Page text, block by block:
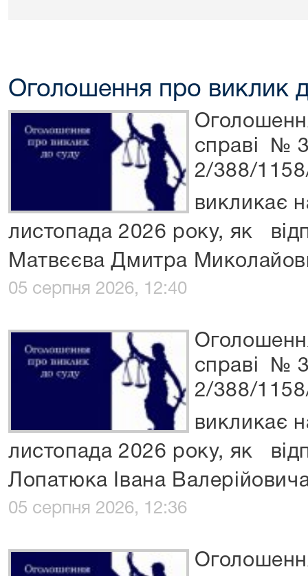
Оголошення про виклик
справі №
2/388/
викликає
листопада 2026 року, як
Матвєєва Дмитра
05 серпня 2026, 12:40
справі №
2/388/
викликає
листопада 2026 року, як
Лопатюка Івана
05 серпня 2026, 12:36